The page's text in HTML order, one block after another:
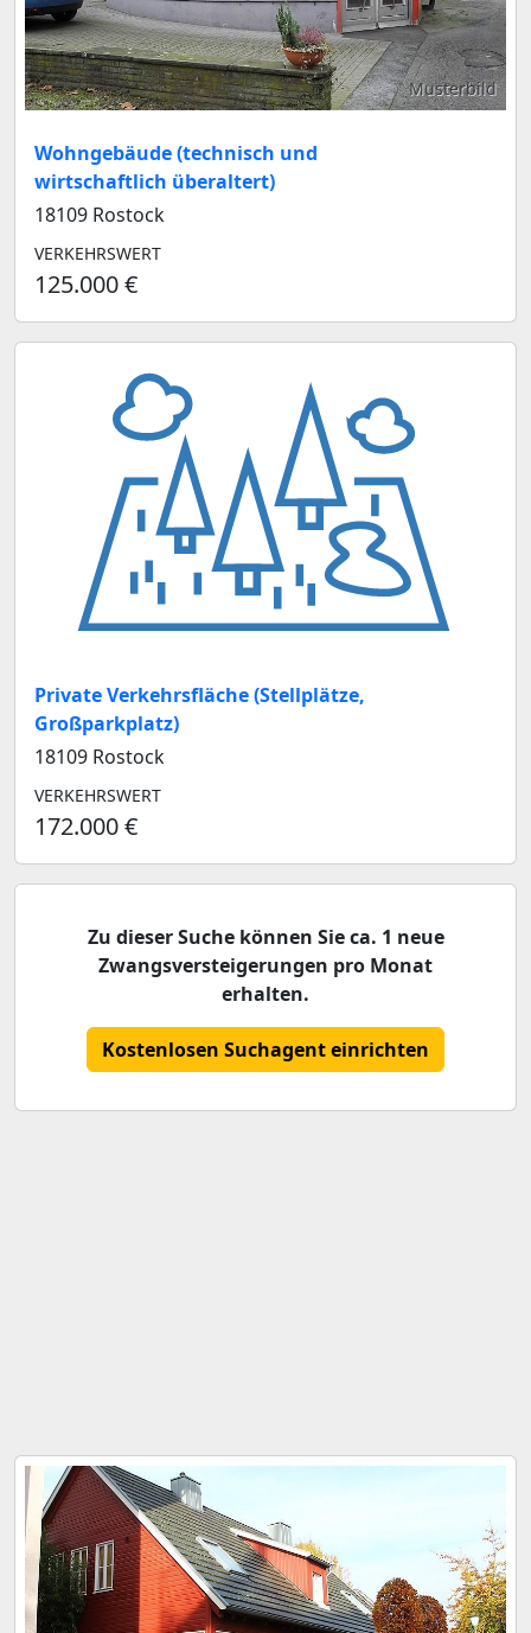
Musterbild
Wohngebäude (technisch und
wirtschaftlich überaltert)
18109 Rostock
VERKEHRSWERT
125.000 €
Private Verkehrsfläche (Stellplätze,
Großparkplatz)
18109 Rostock
VERKEHRSWERT
172.000 €
Zu dieser Suche können Sie ca. 1 neue
Zwangsversteigerungen pro Monat
erhalten.
Kostenlosen Suchagent einrichten